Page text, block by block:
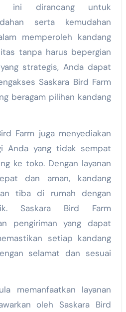
ini dirancang untuk
serta kemudahan
memperoleh kandang
tanpa harus bepergian
strategis, Anda dapat
Saskara Bird Farm
beragam pilihan kandang
Farm juga menyediakan
Anda yang tidak sempat
ke toko. Dengan layanan
dan aman, kandang
tiba di rumah dengan
Saskara Bird Farm
pengiriman yang dapat
setiap kandang
selamat dan sesuai
memanfaatkan layanan
oleh Saskara Bird